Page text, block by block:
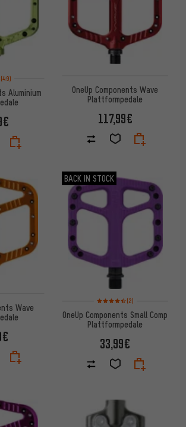
4 von 5 basierend auf 49 Bewertungen
(49)
Aluminium
OneUp Components Wave
Plattformpedale
117,99€
Wave
BACK IN STOCK
Bewertungen: 4,5 von 5
(2)
OneUp Components Small Comp
Plattformpedale
33,99€